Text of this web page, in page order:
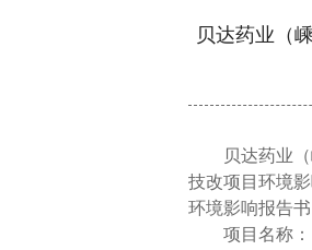
贝达药业（
贝达药业
技改项 目环境
环境影响报告
项目名称：